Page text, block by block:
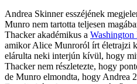
Andrea Skinner esszéjének
Munro nem tartotta teljesen
Thacker akadémikus a Washington
amikor Alice Munroról írt életrajzi
elárulta neki interjún kívül, hogy
Thacker nem részletezte, hogy
de Munro elmondta, hogy Andrea